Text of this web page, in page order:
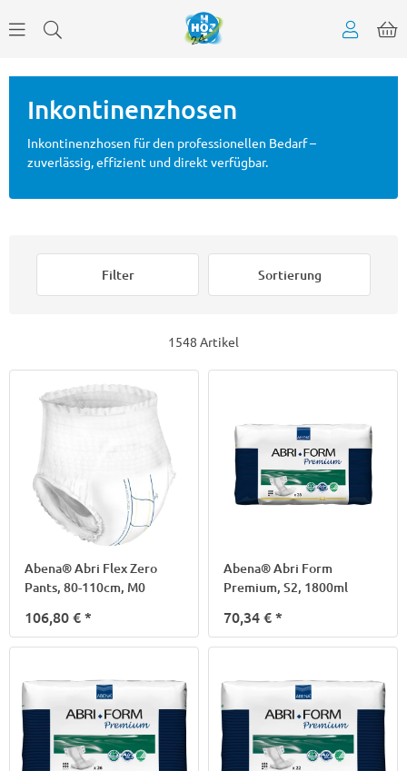
Inkontinenzhosen
Inkontinenzhosen für den professionellen Bedarf –
zuverlässig, effizient und direkt verfügbar.
Filter Sortierung
1548 Artikel
Abena® Abri Flex Zero
Pants, 80-110cm, M0
106,80 €*
Abena® Abri Form
Premium, S2, 1800ml
70,34 €*